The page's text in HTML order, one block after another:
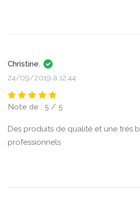
Christine.
24/09/2019 à 12:44
Note de : 5 / 5
Des produits de qualité et une très
professionnels